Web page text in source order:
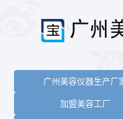
广州美容仪器生产厂
加盟美容工厂